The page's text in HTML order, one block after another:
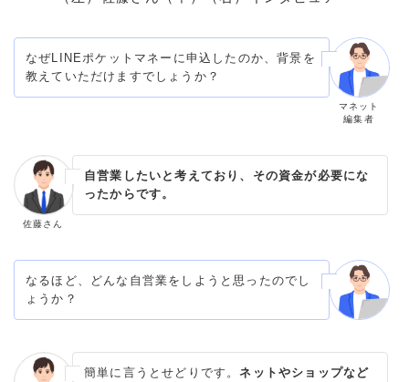
なぜLINEポケットマネーに申込したのか、背景を
教えていただけますでしょうか？
マネット
編集者
佐藤さん
自営業したいと考えており、その資金が必要にな
ったからです。
なるほど、どんな自営業をしようと思ったのでし
ょうか？
簡単に言うとせどりです。ネットやショップなど